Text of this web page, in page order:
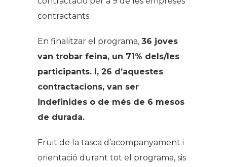
contractants.
En finalitzar el programa, 36 joves
van trobar feina, un 71% dels/les
participants. I, 26 d’aquestes
contractacions, van ser
indefinides o de més de 6 mesos
de durada.
Fruit de la tasca d’acompanyament i
orientació durant tot el programa, sis